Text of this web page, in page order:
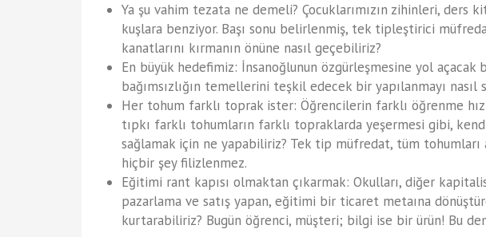
Ya şu vahim tezata ne demeli? Çocuklarımızın zihinleri, ders
kuşlara benziyor. Başı sonu belirlenmiş, tek tipleştirici
kanatlarını kırmanın önüne nasıl geçebiliriz?
En büyük hedefimiz: İnsanoğlunun özgürleşmesine yol
bağımsızlığın temellerini teşkil edecek bir yapılanmayı nasıl
Her tohum farklı toprak ister: Öğrencilerin farklı öğrenme
tıpkı farklı tohumların farklı topraklarda yeşermesi gibi,
sağlamak için ne yapabiliriz? Tek tip müfredat, tüm tohumları
hiçbir şey filizlenmez.
Eğitimi rant kapısı olmaktan çıkarmak: Okulları, diğer
pazarlama ve satış yapan, eğitimi bir ticaret metaına
kurtarabiliriz? Bugün öğrenci, müşteri; bilgi ise bir ürün! Bu